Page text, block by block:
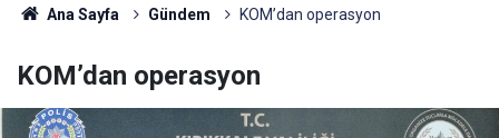
Ana Sayfa Gündem KOM’dan operasyon
KOM’dan operasyon